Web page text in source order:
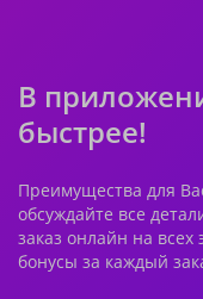
В
быстрее!
Преимущества для
обсуждайте все
заказ онлайн на
бонусы за каждый